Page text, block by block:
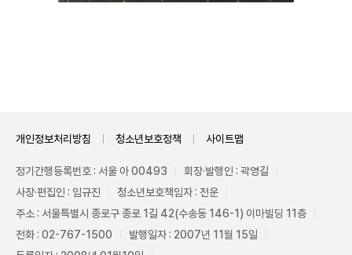
개인정보처리방침 청소년보호정책 사이트맵
정기간행등록번호 : 서울 아 00493
회장·발행인 : 곽영길
사장·편집인 : 임규진
청소년보호책임자 : 전운
주소 : 서울특별시 종로구 종로 1길 42(수송동 146-1) 이마빌딩 11층
전화 : 02-767-1500
발행일자 : 2007년 11월 15일